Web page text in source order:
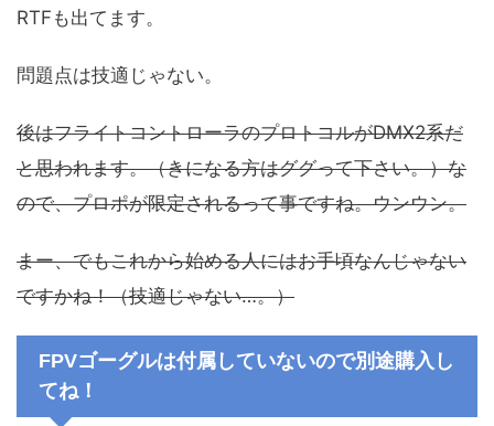
RTFも出てます。
問題点は技適じゃない。
後はフライトコントローラのプロトコルがDMX2系だ
と思われます。（きになる方はググって下さい。）な
ので、プロポが限定されるって事ですね。ウンウン。
まー、でもこれから始める人にはお手頃なんじゃない
ですかね！（技適じゃない…。）
FPVゴーグルは付属していないので別途購入し
てね！